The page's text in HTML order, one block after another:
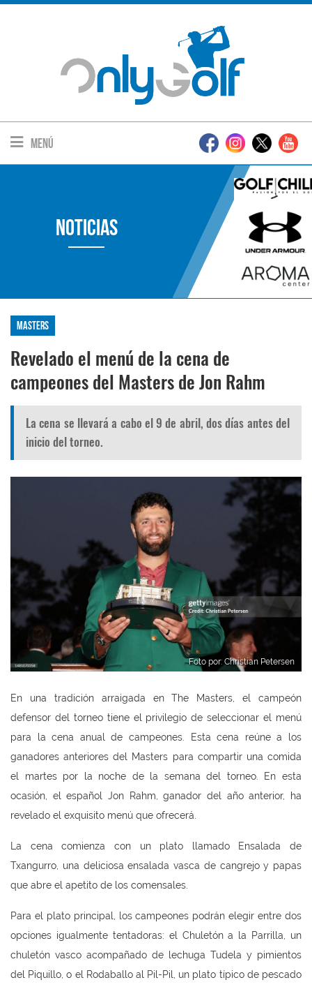
Menú
Noticias
Masters
Revelado el menú de la cena de
campeones del Masters de Jon Rahm
La cena se llevará a cabo el 9 de abril, dos días antes del
inicio del torneo.
Foto por: Christian Petersen
En una tradición arraigada en The Masters, el campeón
defensor del torneo tiene el privilegio de seleccionar el menú
para la cena anual de campeones. Esta cena reúne a los
ganadores anteriores del Masters para compartir una comida
el martes por la noche de la semana del torneo. En esta
ocasión, el español Jon Rahm, ganador del año anterior, ha
revelado el exquisito menú que ofrecerá.
La cena comienza con un plato llamado Ensalada de
Txangurro, una deliciosa ensalada vasca de cangrejo y papas
que abre el apetito de los comensales.
Para el plato principal, los campeones podrán elegir entre dos
opciones igualmente tentadoras: el Chuletón a la Parrilla, un
chuletón vasco acompañado de lechuga Tudela y pimientos
del Piquillo, o el Rodaballo al Pil-Pil, un plato típico de pescado